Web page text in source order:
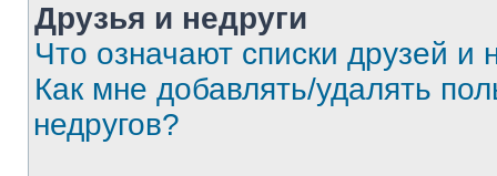
Друзья и недруги
Что означают списки друзей и
Как мне добавлять/удалять
недругов?